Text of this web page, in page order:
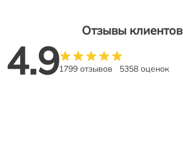
Отзывы клиентов
4.91799 отзывов 5358 оценок